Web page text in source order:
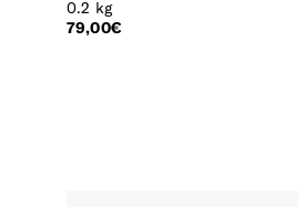
0.2 kg
79,00€